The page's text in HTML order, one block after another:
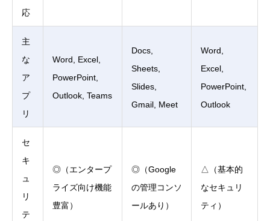
応
主
な
ア
プ
リ
Word, Excel,
PowerPoint,
Outlook, Teams
Docs,
Sheets,
Slides,
Gmail, Meet
Word,
Excel,
PowerPoint,
Outlook
セ
キ
ュ
リ
テ
◎（エンタープ
ライズ向け機能
豊富）
◎（Google
の管理コンソ
ールあり）
△（基本的
なセキュリ
ティ）